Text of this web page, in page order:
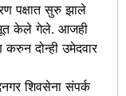
पक्षात सुरु झाले
केले गेले. आजही
दोन्ही उमेदवार
शिवसेना संपर्क